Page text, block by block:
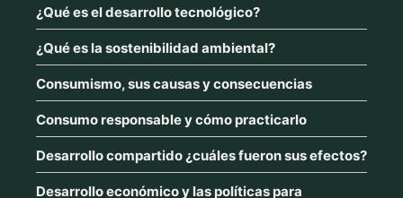
¿Qué es el desarrollo tecnológico?
¿Qué es la sostenibilidad ambiental?
Consumismo, sus causas y consecuencias
Consumo responsable y cómo practicarlo
Desarrollo compartido ¿cuáles fueron sus efectos?
Desarrollo económico y las políticas para